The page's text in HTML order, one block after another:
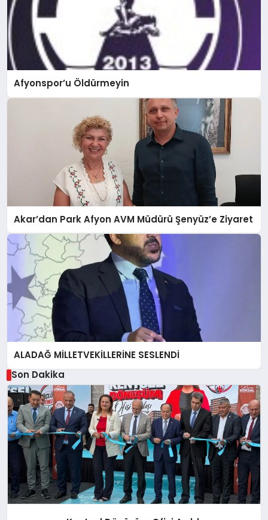
Afyonspor’u Öldürmeyin
Akar’dan Park Afyon AVM Müdürü Şenyüz’e Ziyaret
ALADAĞ MİLLETVEKİLLERİNE SESLENDİ
Son Dakika